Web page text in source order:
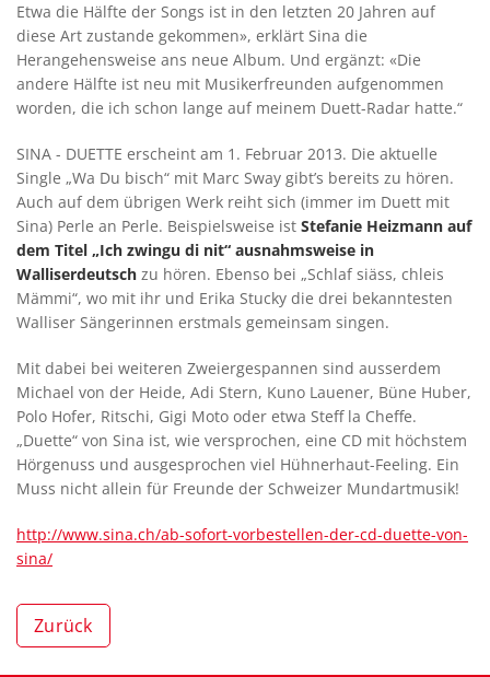
Etwa die Hälfte der Songs ist in den letzten 20 Jahren auf
diese Art zustande gekommen», erklärt Sina die
Herangehensweise ans neue Album. Und ergänzt: «Die
andere Hälfte ist neu mit Musikerfreunden aufgenommen
worden, die ich schon lange auf meinem Duett-Radar hatte.“
SINA - DUETTE erscheint am 1. Februar 2013. Die aktuelle
Single „Wa Du bisch“ mit Marc Sway gibt’s bereits zu hören.
Auch auf dem übrigen Werk reiht sich (immer im Duett mit
Sina) Perle an Perle. Beispielsweise ist Stefanie Heizmann auf
dem Titel „Ich zwingu di nit“ ausnahmsweise in
Walliserdeutsch zu hören. Ebenso bei „Schlaf siäss, chleis
Mämmi“, wo mit ihr und Erika Stucky die drei bekanntesten
Walliser Sängerinnen erstmals gemeinsam singen.
Mit dabei bei weiteren Zweiergespannen sind ausserdem
Michael von der Heide, Adi Stern, Kuno Lauener, Büne Huber,
Polo Hofer, Ritschi, Gigi Moto oder etwa Steff la Cheffe.
„Duette“ von Sina ist, wie versprochen, eine CD mit höchstem
Hörgenuss und ausgesprochen viel Hühnerhaut-Feeling. Ein
Muss nicht allein für Freunde der Schweizer Mundartmusik!
http://www.sina.ch/ab-sofort-vorbestellen-der-cd-duette-von-
sina/
Zurück